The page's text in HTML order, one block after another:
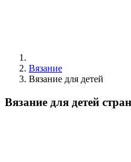
Вязание
Вязание для детей
Вязание для детей